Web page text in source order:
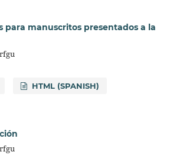
para manuscritos presentados a la
HTML (SPANISH)